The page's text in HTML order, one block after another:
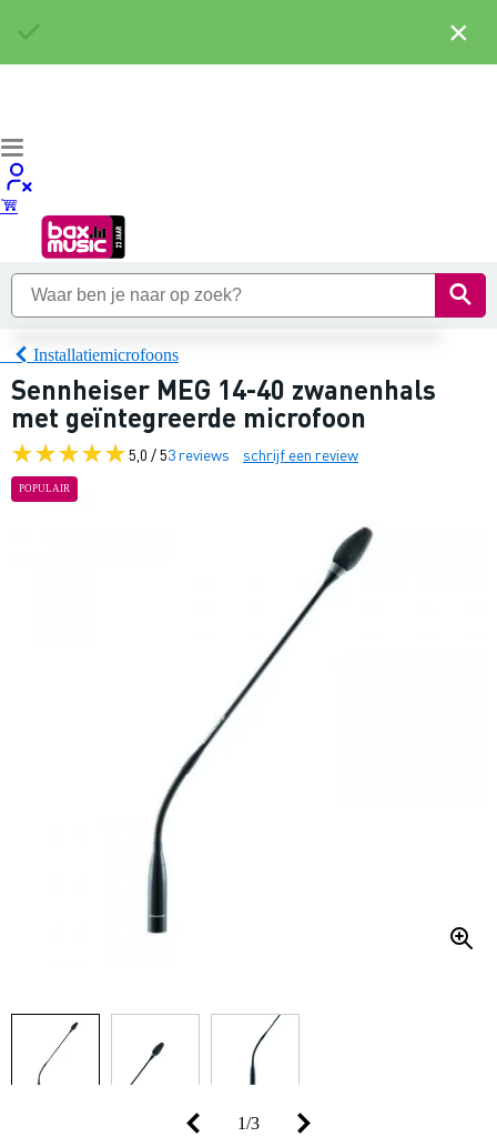
Installatiemicrofoons
Sennheiser MEG 14-40 zwanenhals
met geïntegreerde microfoon
5,0 / 53 reviews schrijf een review
POPULAIR
1/3
×